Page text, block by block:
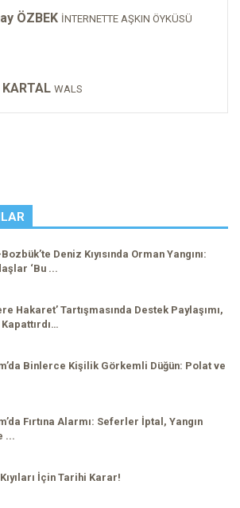
ÖZBEK İNTERNETTE AŞKIN ÖYKÜSÜ
WALS
Deniz Kıyısında Orman Yangını:
‘Bu ...
Hakaret’ Tartışmasında Destek Paylaşımı,
Binlerce Kişilik Görkemli Düğün: Polat ve
Fırtına Alarmı: Seferler İptal, Yangın
...
İçin Tarihi Karar!